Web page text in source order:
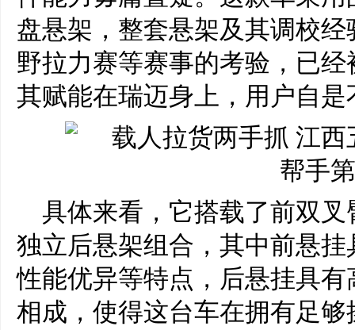
盘悬架，整套悬架及其调校
野拉力赛等赛事的考验，已
其赋能在瑞迈身上，用户自
具体来看，它搭载了前双
独立后悬架组合，其中前悬
性能优异等特点，后悬挂具
相成，使得这台车在拥有足